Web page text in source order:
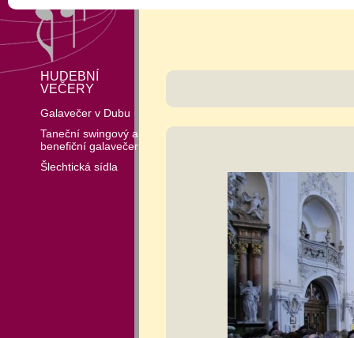
HUDEBNÍ
VEČERY
Galavečer v Dubu
Taneční swingový a
benefiční galavečer
Šlechtická sídla